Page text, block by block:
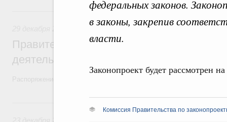
федеральных законов.
в законы, закрепив
власти.
Законопроект будет рассмотрен
Комиссия Правительства по
29 декабря 2025, понедельник
Правовые вопросы работы
Правительство утвердило план
деятельности на 2026 год